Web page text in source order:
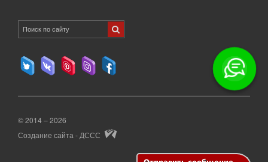
© 2014 – 2026
Создание сайта - ДССС